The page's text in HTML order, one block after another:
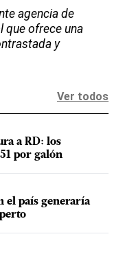
agencia de
que ofrece una
y
Ver todos
a RD: los
por galón
el país generaría